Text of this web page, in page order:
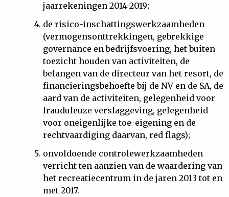
jaarrekeningen 2014-2019;
de risico-inschattingswerkzaamheden
(vermogensonttrekkingen, gebrekkige
governance en bedrijfsvoering, het buiten
toezicht houden van activiteiten, de
belangen van de directeur van het resort, de
financieringsbehoefte bij de NV en de SA, de
aard van de activiteiten, gelegenheid voor
frauduleuze verslaggeving, gelegenheid
voor oneigenlijke toe-eigening en de
rechtvaardiging daarvan, red flags);
onvoldoende controlewerkzaamheden
verricht ten aanzien van de waardering van
het recreatiecentrum in de jaren 2013 tot en
met 2017.